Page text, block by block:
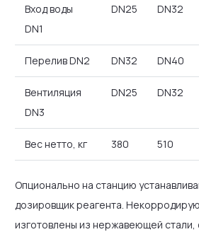
Вход воды
DN1
DN25 DN32
Перелив DN2 DN32 DN40
Вентиляция
DN3
DN25 DN32
Вес нетто, кг 380 510
Опционально на станцию
дозировщик реагента.
изготовлены из нержавеющей стали,